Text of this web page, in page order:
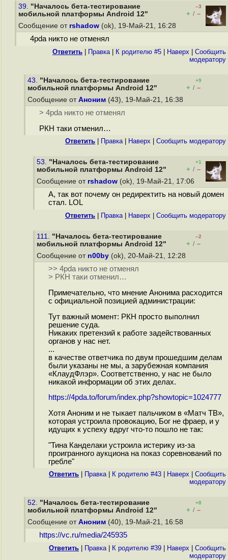
39. "Началось бета-тестирование
мобильной платформы Android 12"
–3
+ / –
Сообщение от rshadow (ok), 19-Май-21, 16:28
4pda никто не отменял
Ответить Правка| К родителю #5 Наверх
Cообщить
модератору
43. "Началось бета-тестирование
мобильной платформы Android 12"
+9
+ / –
Сообщение от Аноним (43), 19-Май-21, 16:38
> 4pda никто не отменял
РКН таки отменил…
Ответить Правка| Наверх Cообщить модератору
53. "Началось бета-тестирование
мобильной платформы Android 12"
+1
+ / –
Сообщение от rshadow (ok), 19-Май-21, 17:06
А, так вот почему он редиректить на новый домен
стал. LOL
Ответить Правка| Наверх Cообщить модератору
111. "Началось бета-тестирование
мобильной платформы Android 12"
–2
+ / –
Сообщение от n00by (ok), 20-Май-21, 12:28
>> 4pda никто не отменял
> РКН таки отменил…
Примечательно, что мнение Анонима расходится
с официальной позицией администрации:
Тут важный момент: РКН просто выполнил
решение суда.
Никаких претензий к работе задействованных
органов у нас нет.
...
в качестве ответчика по двум прошедшим делам
были указаны не мы, а зарубежная компания
«КлаудФлэр». Соответственно, у нас не было
никакой информации об этих делах.
https://4pda.to/forum/index.php?showtopic=1024777
Хотя Аноним и не тыкает пальчиком в «Матч ТВ»,
которая устроила провокацию, Бог не фраер, и у
идущих к успеху вдруг что-то пошло не так:
"Тина Канделаки устроила истерику из-за
проигранного аукциона на показ соревнований по
гребле"
Ответить Правка| К родителю #43 Наверх
Cообщить
модератору
52. "Началось бета-тестирование
мобильной платформы Android 12"
+8
+ / –
Сообщение от Аноним (40), 19-Май-21, 16:58
https://vc.ru/media/245935
Ответить Правка| К родителю #39 Наверх
Cообщить
модератору